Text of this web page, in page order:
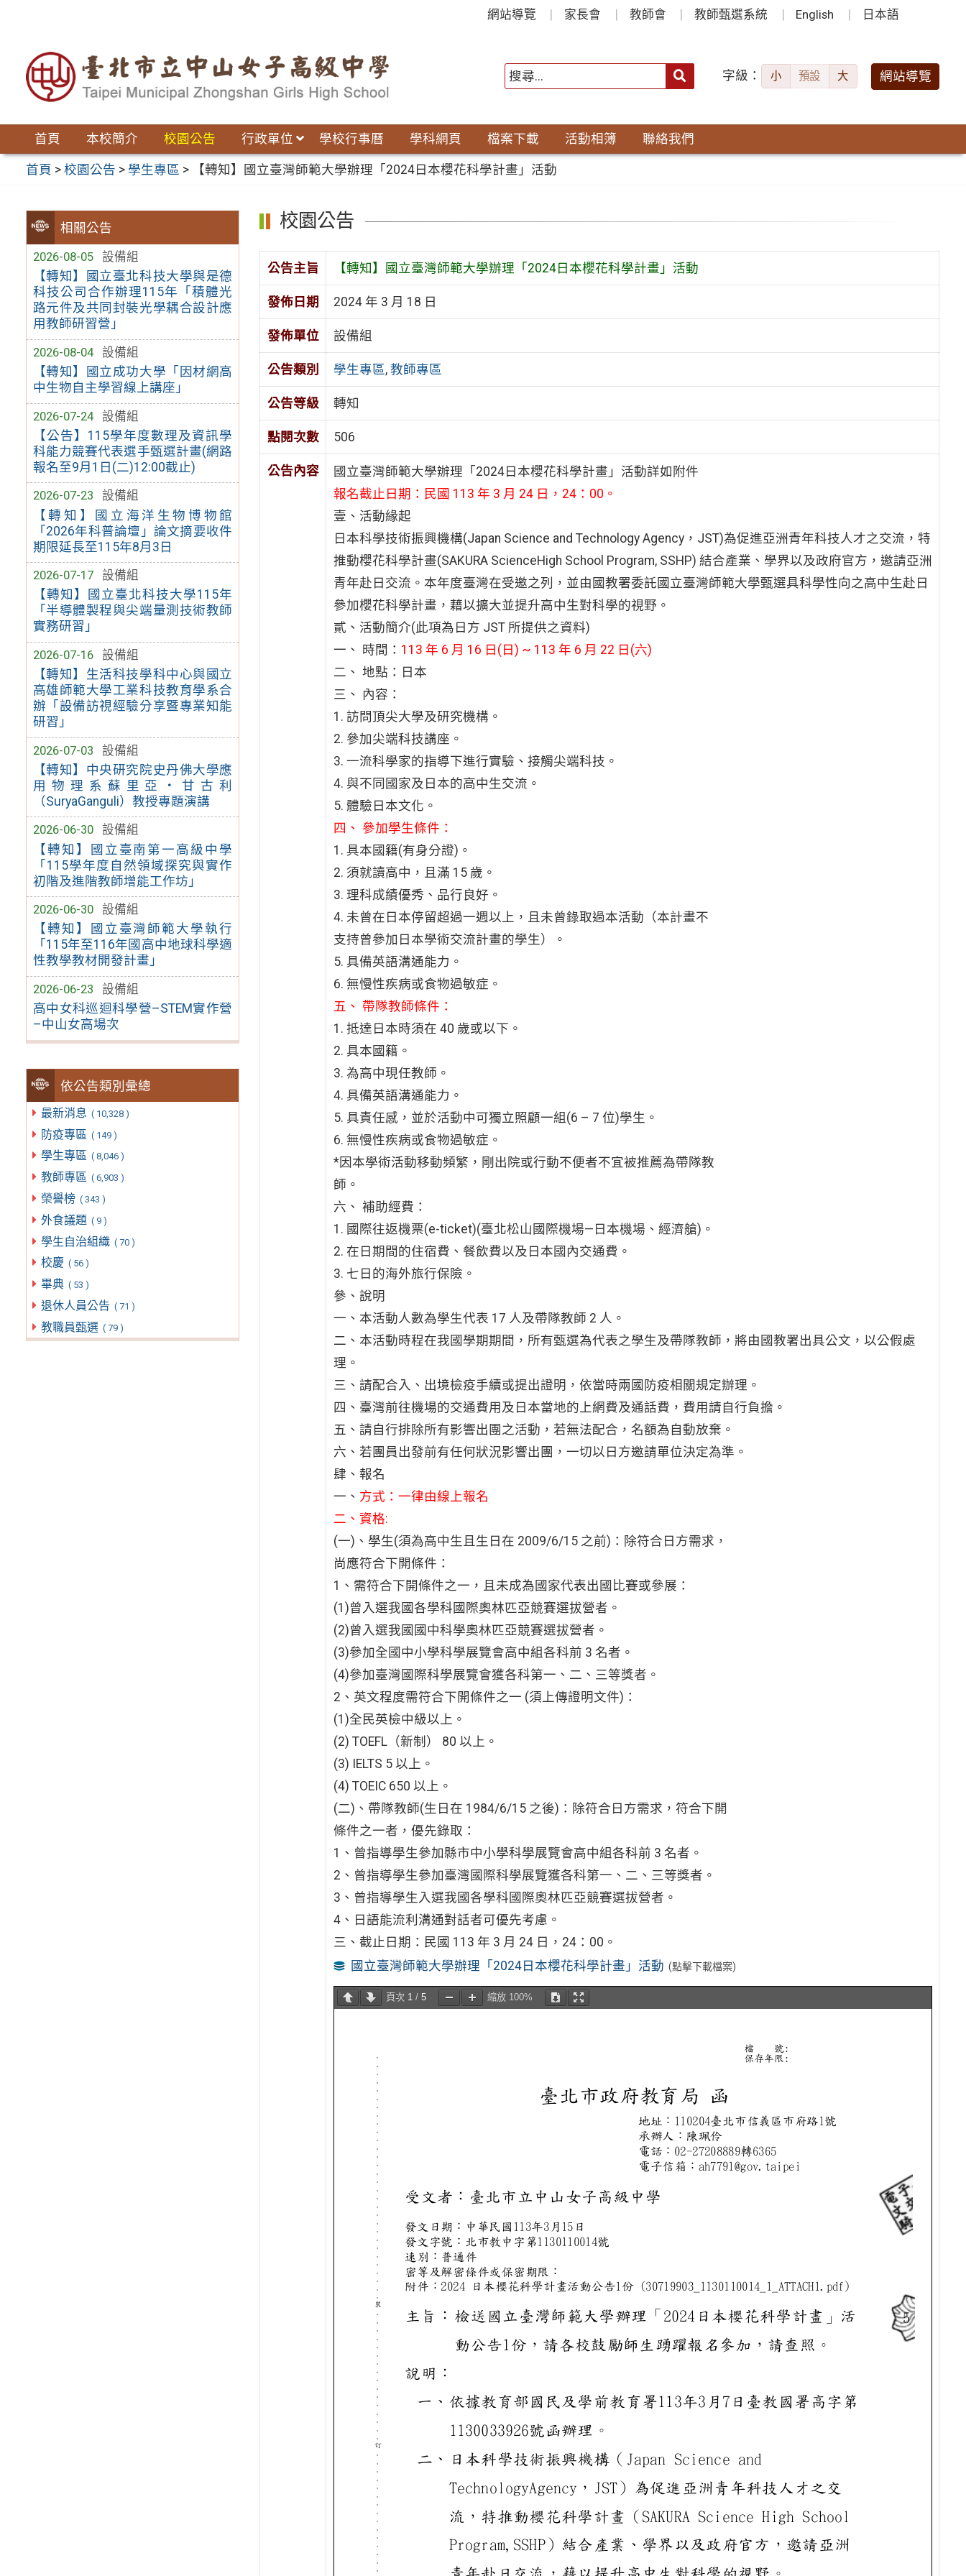
網站導覽 家長會 教師會 教師甄選系統 English 日本語
字級： 小 預設 大 網站導覽
首頁 本校簡介 校園公告 行政單位 學校行事曆 學科網頁 檔案下載 活動相簿 聯絡我們
首頁 >校園公告 > 學生專區 > 【轉知】國立臺灣師範大學辦理「2024日本櫻花科學計畫」活動
相關公告
2026-08-05
設備組
【轉知】國立臺北科技大學與是德
科技公司合作辦理115年「積體光
路元件及共同封裝光學耦合設計應
用教師研習營」
2026-08-04
設備組
【轉知】國立成功大學「因材網高
中生物自主學習線上講座」
2026-07-24
設備組
【公告】115學年度數理及資訊學
科能力競賽代表選手甄選計畫(網路
報名至9月1日(二)12:00截止)
2026-07-23
設備組
【轉知】國立海洋生物博物館
「2026年科普論壇」論文摘要收件
期限延長至115年8月3日
2026-07-17
設備組
【轉知】國立臺北科技大學115年
「半導體製程與尖端量測技術教師
實務研習」
2026-07-16
設備組
【轉知】生活科技學科中心與國立
高雄師範大學工業科技教育學系合
辦「設備訪視經驗分享暨專業知能
研習」
2026-07-03
設備組
【轉知】中央研究院史丹佛大學應
用物理系蘇里亞・甘古利
（SuryaGanguli）教授專題演講
2026-06-30
設備組
【轉知】國立臺南第一高級中學
「115學年度自然領域探究與實作
初階及進階教師增能工作坊」
2026-06-30
設備組
【轉知】國立臺灣師範大學執行
「115年至116年國高中地球科學適
性教學教材開發計畫」
2026-06-23
設備組
高中女科巡迴科學營–STEM實作營
–中山女高場次
依公告類別彙總
最新消息 ( 10,328 )
防疫專區 ( 149 )
學生專區 ( 8,046 )
教師專區 ( 6,903 )
榮譽榜 ( 343 )
外食議題 ( 9 )
學生自治組織 ( 70 )
校慶 ( 56 )
畢典 ( 53 )
退休人員公告 ( 71 )
教職員甄選 ( 79 )
校園公告
公告主旨 【轉知】國立臺灣師範大學辦理「2024日本櫻花科學計畫」活動
發佈日期 2024 年 3 月 18 日
發佈單位 設備組
公告類別 學生專區, 教師專區
公告等級 轉知
點閱次數 506
公告內容
國立臺灣師範大學辦理「2024日本櫻花科學計畫」活動詳如附件
報名截止日期：民國 113 年 3 月 24 日，24：00。
壹、活動緣起
日本科學技術振興機構(Japan Science and Technology Agency，JST)為促進亞洲青年科技人才之交流，特
推動櫻花科學計畫(SAKURA ScienceHigh School Program, SSHP) 結合產業、學界以及政府官方，邀請亞洲
青年赴日交流。本年度臺灣在受邀之列，並由國教署委託國立臺灣師範大學甄選具科學性向之高中生赴日
參加櫻花科學計畫，藉以擴大並提升高中生對科學的視野。
貳、活動簡介(此項為日方 JST 所提供之資料)
一、 時間： 113 年 6 月 16 日(日) ~ 113 年 6 月 22 日(六)
二、 地點：日本
三、 內容：
1. 訪問頂尖大學及研究機構。
2. 參加尖端科技講座。
3. 一流科學家的指導下進行實驗、接觸尖端科技。
4. 與不同國家及日本的高中生交流。
5. 體驗日本文化。
四、 參加學生條件：
1. 具本國籍(有身分證)。
2. 須就讀高中，且滿 15 歲。
3. 理科成績優秀、品行良好。
4. 未曾在日本停留超過一週以上，且未曾錄取過本活動（本計畫不
支持曾參加日本學術交流計畫的學生）。
5. 具備英語溝通能力。
6. 無慢性疾病或食物過敏症。
五、 帶隊教師條件：
1. 抵達日本時須在 40 歲或以下。
2. 具本國籍。
3. 為高中現任教師。
4. 具備英語溝通能力。
5. 具責任感，並於活動中可獨立照顧一組(6 – 7 位)學生。
6. 無慢性疾病或食物過敏症。
*因本學術活動移動頻繁，剛出院或行動不便者不宜被推薦為帶隊教
師。
六、 補助經費：
1. 國際往返機票(e-ticket)(臺北松山國際機場—日本機場、經濟艙)。
2. 在日期間的住宿費、餐飲費以及日本國內交通費。
3. 七日的海外旅行保險。
參、說明
一、本活動人數為學生代表 17 人及帶隊教師 2 人。
二、本活動時程在我國學期期間，所有甄選為代表之學生及帶隊教師，將由國教署出具公文，以公假處
理。
三、請配合入、出境檢疫手續或提出證明，依當時兩國防疫相關規定辦理。
四、臺灣前往機場的交通費用及日本當地的上網費及通話費，費用請自行負擔。
五、請自行排除所有影響出團之活動，若無法配合，名額為自動放棄。
六、若團員出發前有任何狀況影響出團，一切以日方邀請單位決定為準。
肆、報名
一、 方式：一律由線上報名
二、資格:
(一)、學生(須為高中生且生日在 2009/6/15 之前)：除符合日方需求，
尚應符合下開條件：
1、需符合下開條件之一，且未成為國家代表出國比賽或參展：
(1)曾入選我國各學科國際奧林匹亞競賽選拔營者。
(2)曾入選我國國中科學奧林匹亞競賽選拔營者。
(3)參加全國中小學科學展覽會高中組各科前 3 名者。
(4)參加臺灣國際科學展覽會獲各科第一、二、三等獎者。
2、英文程度需符合下開條件之一 (須上傳證明文件)：
(1)全民英檢中級以上。
(2) TOEFL（新制） 80 以上。
(3) IELTS 5 以上。
(4) TOEIC 650 以上。
(二)、帶隊教師(生日在 1984/6/15 之後)：除符合日方需求，符合下開
條件之一者，優先錄取：
1、曾指導學生參加縣市中小學科學展覽會高中組各科前 3 名者。
2、曾指導學生參加臺灣國際科學展覽獲各科第一、二、三等獎者。
3、曾指導學生入選我國各學科國際奧林匹亞競賽選拔營者。
4、日語能流利溝通對話者可優先考慮。
三、截止日期：民國 113 年 3 月 24 日，24：00。
國立臺灣師範大學辦理「2024日本櫻花科學計畫」活動 (點擊下載檔案)
頁次 1/ 5 縮放 100%